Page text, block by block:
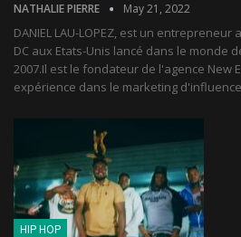
NATHALIE PIERRE May 21, 2022
DANIEL LAU-LOPEZ, est un
DC aux Etats-Unis lancé dans le monde
2007.Il est le fondateur de l'agence New
expérience dans le marketing
HIP HOP